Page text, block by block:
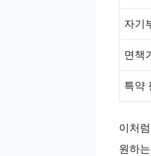
자기
면책
특약
이처
원하